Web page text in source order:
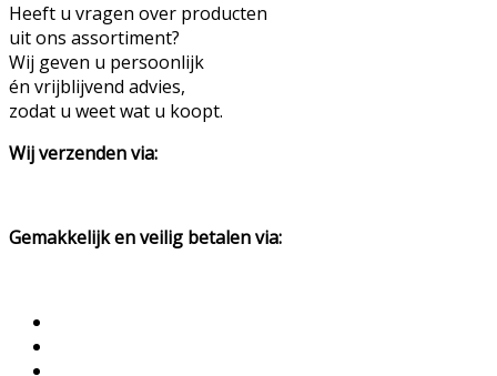
Heeft u vragen over producten
uit ons assortiment?
Wij geven u persoonlijk
én vrijblijvend advies,
zodat u weet wat u koopt.
Wij verzenden via:
Gemakkelijk en veilig betalen via: